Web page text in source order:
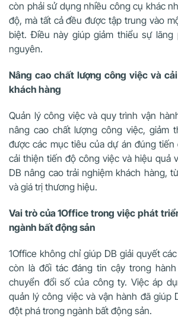
còn phải sử dụng nhiều công cụ khác
độ, mà tất cả đều được tập trung vào
biệt. Điều này giúp giảm thiểu sự lãng
nguyên.
Nâng cao chất lượng công việc và
khách hàng
Quản lý công việc và quy trình vận
nâng cao chất lượng công việc, giảm
được các mục tiêu của dự án đúng
cải thiện tiến độ công việc và hiệu quả
DB nâng cao trải nghiệm khách hàng,
và giá trị thương hiệu.
Vai trò của 1Office trong việc phát
ngành bất động sản
1Office không chỉ giúp DB giải quyết
còn là đối tác đáng tin cậy trong
chuyển đổi số của công ty. Việc áp
quản lý công việc và vận hành đã giúp
đột phá trong ngành bất động sản.